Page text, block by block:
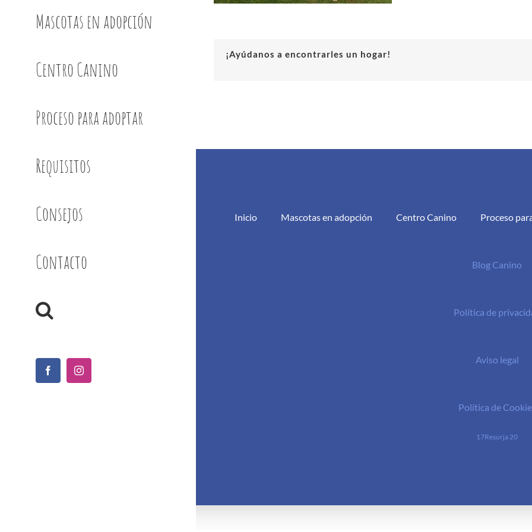
Mascotas en adopción
Centro Canino
Proceso para adoptar
Requisitos
Consejos
Contacto
FacebookInstagram
¡Ayúdanos a encontrarles un hogar!
Inicio Mascotas en adopción Centro Canino Proceso
Blog Canino
Política de
Aviso legal
Política de
17Resurja 20